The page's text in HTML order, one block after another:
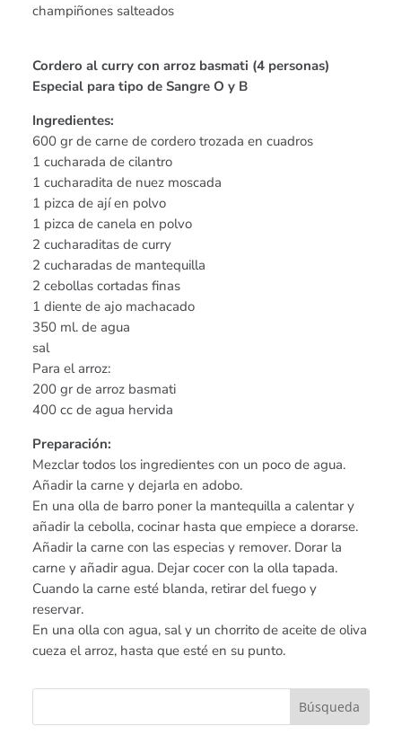
champiñones salteados
Cordero al curry con arroz basmati (4 personas)
Especial para tipo de Sangre O y B
Ingredientes:
600 gr de carne de cordero trozada en cuadros
1 cucharada de cilantro
1 cucharadita de nuez moscada
1 pizca de ají en polvo
1 pizca de canela en polvo
2 cucharaditas de curry
2 cucharadas de mantequilla
2 cebollas cortadas finas
1 diente de ajo machacado
350 ml. de agua
sal
Para el arroz:
200 gr de arroz basmati
400 cc de agua hervida
Preparación:
Mezclar todos los ingredientes con un poco de agua.
Añadir la carne y dejarla en adobo.
En una olla de barro poner la mantequilla a calentar y
añadir la cebolla, cocinar hasta que empiece a dorarse.
Añadir la carne con las especias y remover. Dorar la
carne y añadir agua. Dejar cocer con la olla tapada.
Cuando la carne esté blanda, retirar del fuego y
reservar.
En una olla con agua, sal y un chorrito de aceite de oliva
cueza el arroz, hasta que esté en su punto.